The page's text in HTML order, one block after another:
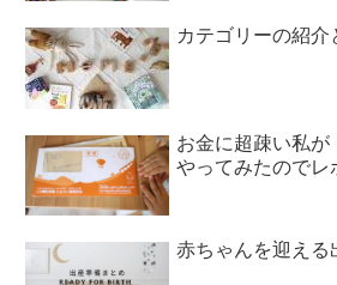
カテゴリーの紹
お金に超疎い私が
やってみたのでレ
赤ちゃんを迎える